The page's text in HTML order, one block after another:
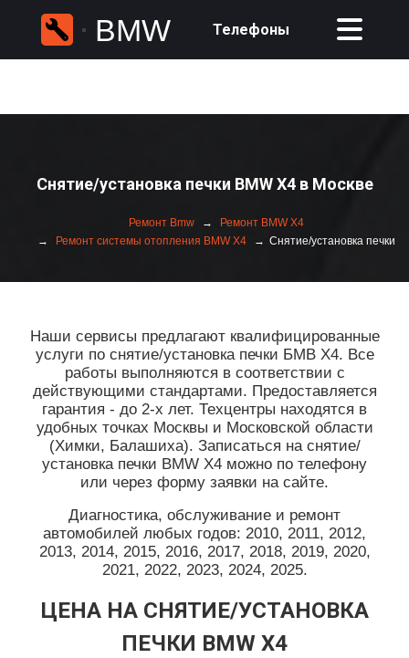
BMW Телефоны
Снятие/установка печки BMW X4 в Москве
Ремонт Bmw
Ремонт BMW X4
Ремонт системы отопления BMW X4
Снятие/установка печки
Наши сервисы предлагают квалифицированные
услуги по снятие/установка печки БМВ Х4. Все
работы выполняются в соответствии с
действующими стандартами. Предоставляется
гарантия - до 2-х лет. Техцентры находятся в
удобных точках Москвы и Московской области
(Химки, Балашиха). Записаться на снятие/
установка печки BMW X4 можно по телефону
или через форму заявки на сайте.
Диагностика, обслуживание и ремонт
автомобилей любых годов: 2010, 2011, 2012,
2013, 2014, 2015, 2016, 2017, 2018, 2019, 2020,
2021, 2022, 2023, 2024, 2025.
ЦЕНА НА СНЯТИЕ/УСТАНОВКА
ПЕЧКИ BMW X4